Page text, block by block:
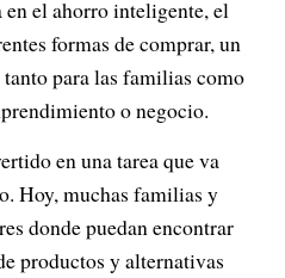
en el ahorro inteligente, el
formas de comprar, un
para las familias como
o negocio.
en una tarea que va
Hoy, muchas familias y
donde puedan encontrar
productos y alternativas